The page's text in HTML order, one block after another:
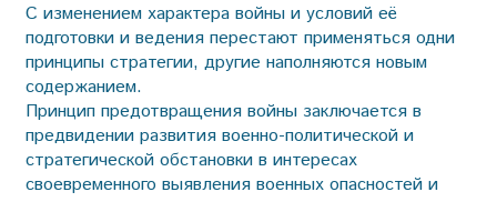
С изменением характера вой­ны и условий её
подготовки и ведения перестают применяться одни
принципы стратегии, другие наполняются новым
содержанием.
Принцип предотвращения вой­ны заключается в
предвидении развития военно-политической и
стратегической обстановки в интересах
своевременного выявления военных опасностей и